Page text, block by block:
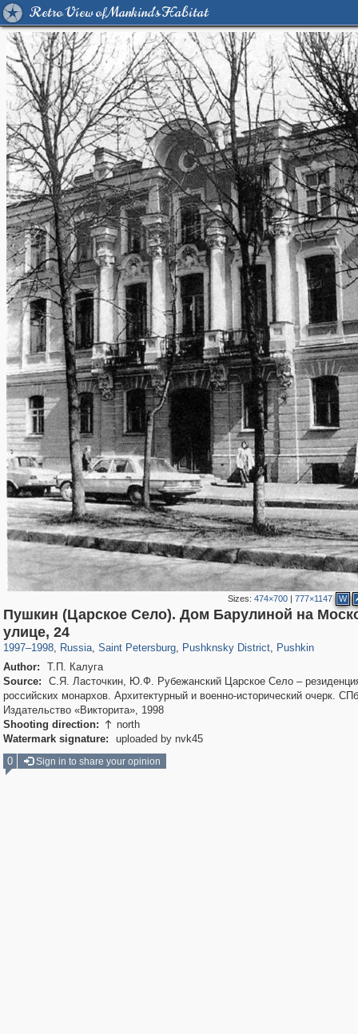
Retro View of Mankind's Habitat
Sizes:474×700 |777×1147 W
Пушкин (Царское Село). Дом Барулиной на
улице, 24
1997–1998, Russia, Saint Petersburg, Pushknsky District, Pushkin
Author:
Т.П. Калуга
Source:
С.Я. Ласточкин, Ю.Ф. Рубежанский Царское Село –
российских монархов. Архитектурный и военно-исторический очерк.
Издательство «Викторита», 1998
Shooting direction:  north
Watermark signature:
uploaded by nvk45
0
Sign in to share your opinion